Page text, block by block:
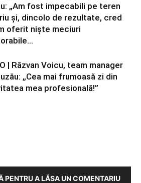
„Am fost impecabili pe teren
și, dincolo de rezultate, cred
oferit niște meciuri
| Răzvan Voicu, team manager
„Cea mai frumoasă zi din
mea profesională!”
PENTRU A LĂSA UN COMENTARIU